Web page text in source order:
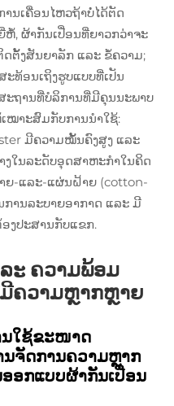
ນເຄື່ອນໄຫວຖ້າບໍ່ໄດ້ຕັດ
, ຜ້າກັນເປື່ອນທີ່ຍາວກວ່າຈະ
ຕັ້ງສັນຍາລັກ ແລະ ຂໍ້ຄວາມ;
ທ້ອນເຖິງຮູບແບບທີ່ເປັນ
ະຖານທີ່ບໍລິການທີ່ມີຄຸນນະພາບ
ໝາະສົມກັບການນຳໃຊ້:
ມີຄວາມໝັ້ນຄົງສູງ ແລະ
ໃນລະດັບອຸດສາຫະກຳໃນຄິດ
ຍ-ແລະ-ແຜ່ນຝ້າຍ (cotton-
ານລະບາຍອາກາດ ແລະ ມີ
ງປະສານກັບແຂກ.
ະ ຄວາມພ້ອມ
ຄວາມຫຼາກຫຼາຍ
ນໃຊ້ຂະໜາດ
ຈັດການຄວາມຫຼາກ
ອກແບບຜ້າກັນເປື່ອນ